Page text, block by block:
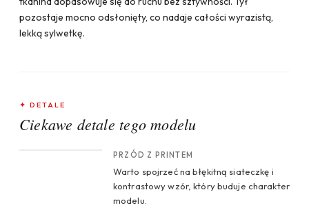
pozostaje mocno odsłonięty, co nadaje całości wyrazistą,
lekką sylwetkę.
✦ DETALE
Ciekawe detale tego modelu
PRZÓD Z PRINTEM
Warto spojrzeć na błękitną siateczkę i
kontrastowy wzór, który buduje charakter
modelu.